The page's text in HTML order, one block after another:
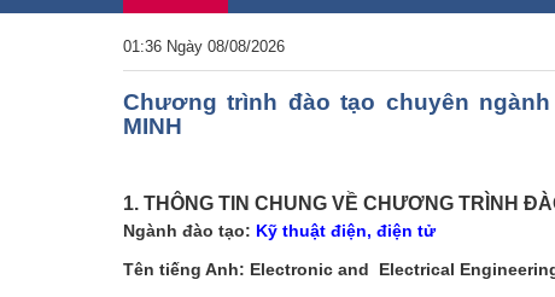
01:36 Ngày 08/08/2026
Chương trình đào tạo chuyên ngành
MINH
1. THÔNG TIN CHUNG VỀ CHƯƠNG TRÌNH
Ngành đào tạo: Kỹ thuật điện, điện tử
Tên tiếng Anh: Electronic and
Electrical